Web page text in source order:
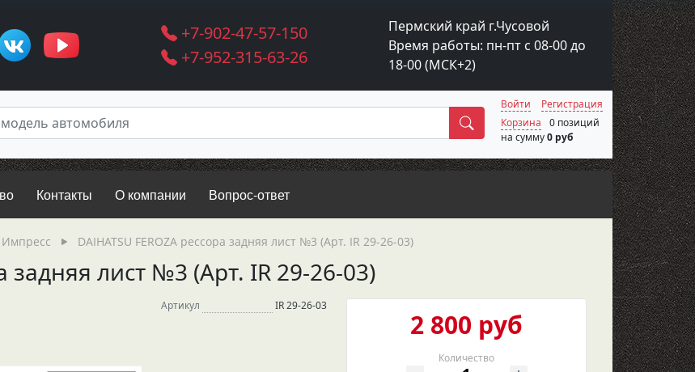
+7-902-47-57-150
+7-952-315-63-26
Пермский край г.Чусовой
Время работы: пн-пт с 08-00 до
18-00 (МСК+2)
Поиск
Войти
Регистрация
Корзина
0 позиций
на сумму0 руб
Контакты О компании Вопрос-ответ
Импресс DAIHATSU FEROZA рессора задняя лист №3 (Арт. IR 29-26-03)
задняя лист №3 (Арт. IR 29-26-03)
Артикул IR 29-26-03
2 800 руб
Количество